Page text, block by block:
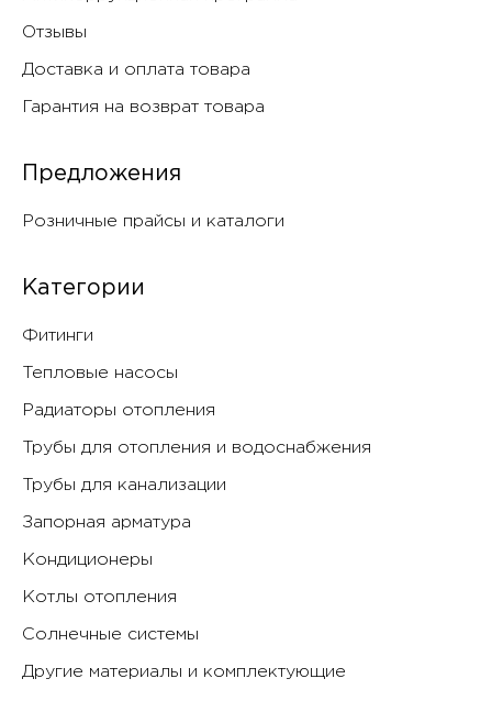
Отзывы
Доставка и оплата товара
Гарантия на возврат товара
Предложения
Розничные прайсы и каталоги
Категории
Фитинги
Тепловые насосы
Радиаторы отопления
Трубы для отопления и водоснабжения
Трубы для канализации
Запорная арматура
Кондиционеры
Котлы отопления
Солнечные системы
Другие материалы и комплектующие